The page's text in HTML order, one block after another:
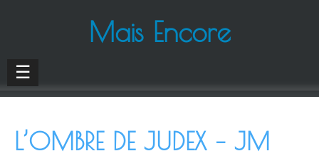
Mais Encore
☰
L’OMBRE DE JUDEX – JM